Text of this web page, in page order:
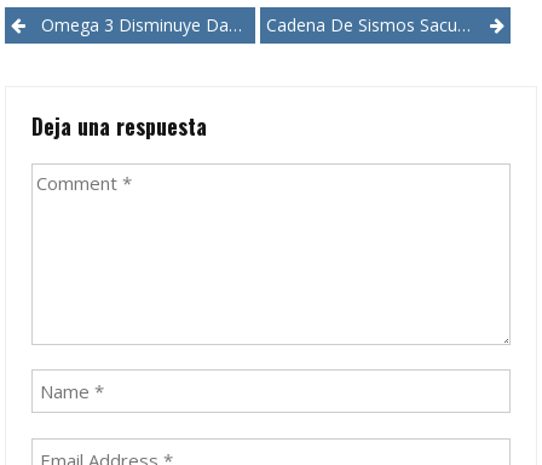
PostOmega 3 Disminuye Daño Cerebral En El Feto Cadena De Sismos Sacude El Pacífico De América
Deja una respuesta